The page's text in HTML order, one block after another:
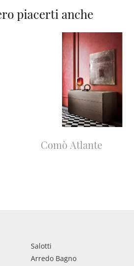
piacerti anche
Comò Atlante
Salotti
Arredo Bagno